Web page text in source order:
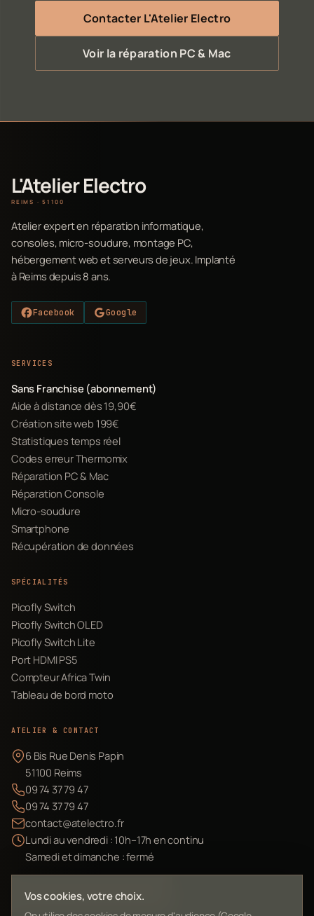
Contacter L'Atelier Electro
Voir la réparation PC & Mac
L'Atelier Electro
REIMS · 51100
Atelier expert en réparation informatique,
consoles, micro-soudure, montage PC,
hébergement web et serveurs de jeux. Implanté
à Reims depuis 8 ans.
Facebook Google
SERVICES
Sans Franchise (abonnement)
Aide à distance dès 19,90€
Création site web 199€
Statistiques temps réel
Codes erreur Thermomix
Réparation PC & Mac
Réparation Console
Micro-soudure
Smartphone
Récupération de données
SPÉCIALITÉS
Picofly Switch
Picofly Switch OLED
Picofly Switch Lite
Port HDMI PS5
Compteur Africa Twin
Tableau de bord moto
ATELIER & CONTACT
6 Bis Rue Denis Papin
51100 Reims
09 74 37 79 47
09 74 37 79 47
contact@atelectro.fr
Lundi au vendredi : 10h–17h en continu
Samedi et dimanche : fermé
Envoyer mon matériel
Vos cookies, votre choix.